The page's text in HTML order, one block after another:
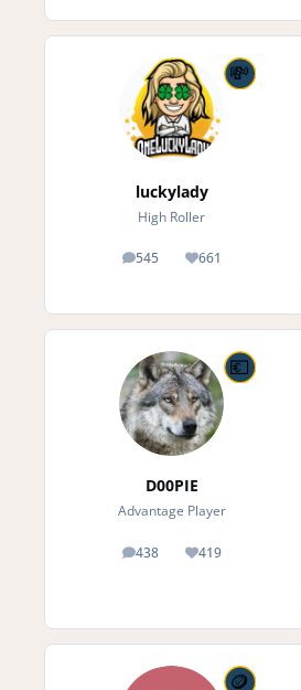
luckylady
High Roller
545
posts 661
Reputation
D00PIE
Advantage Player
438
posts 419
Reputation